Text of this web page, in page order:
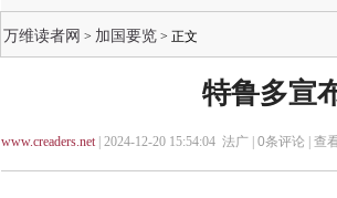
万维读者网 > 加国要览 > 正文
特鲁多宣
www.creaders.net| 2024-12-20 15:54:04 法广 | 0条评论 | 查